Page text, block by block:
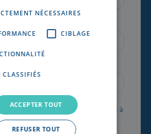
NÉCESSAIRES
CIBLAGE
CLASSIFIÉS
ACCEPTER TOUT
REFUSER TOUT